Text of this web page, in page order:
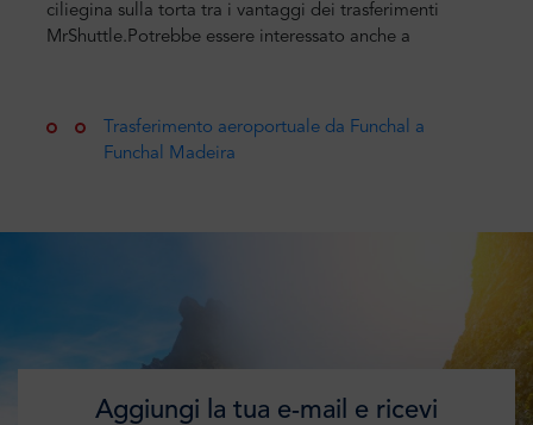
ciliegina sulla torta tra i vantaggi dei trasferimenti
MrShuttle. Potrebbe essere interessato anche a
Trasferimento aeroportuale da Funchal a
Funchal Madeira
Aggiungi la tua e-mail e ricevi